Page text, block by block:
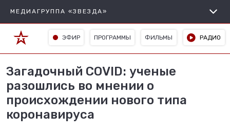
МЕДИАГРУППА «ЗВЕЗДА»
ЭФИР ПРОГРАММЫ ФИЛЬМЫ РАДИО
Загадочный COVID: ученые
разошлись во мнении о
происхождении нового типа
коронавируса